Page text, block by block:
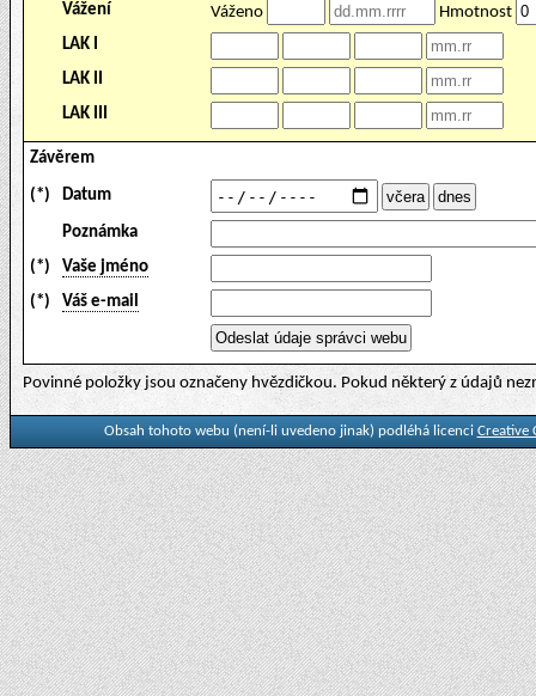
Vážení
Váženo
Hmotnost
LAK I
LAK II
LAK III
Závěrem
(*) Datum
Poznámka
(*)
Vaše jméno
(*)
Váš e-mail
Povinné položky jsou označeny hvězdičkou. Pokud některý z údajů
Obsah tohoto webu (není-li uvedeno jinak) podléhá licenci Creative